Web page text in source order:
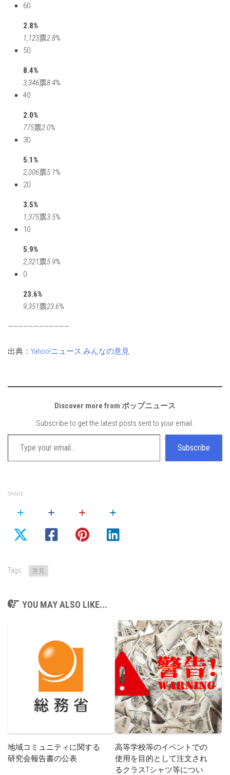
60
2.8%
1,123票2.8%
50
8.4%
3,346票8.4%
40
2.0%
775票2.0%
30
5.1%
2,006票5.1%
20
3.5%
1,375票3.5%
10
5.9%
2,321票5.9%
0
23.6%
9,351票23.6%
————————————
出典： Yahoo!ニュース みんなの意見
Discover more from ポップニュース
Subscribe to get the latest posts sent to your email.
Type your email…
Subscribe
SHARE
Tags: 意見
YOU MAY ALSO LIKE...
地域コミュニティに関する
研究会報告書の公表
高等学校等のイベントでの
使用を目的として注文され
るクラスTシャツ等につい